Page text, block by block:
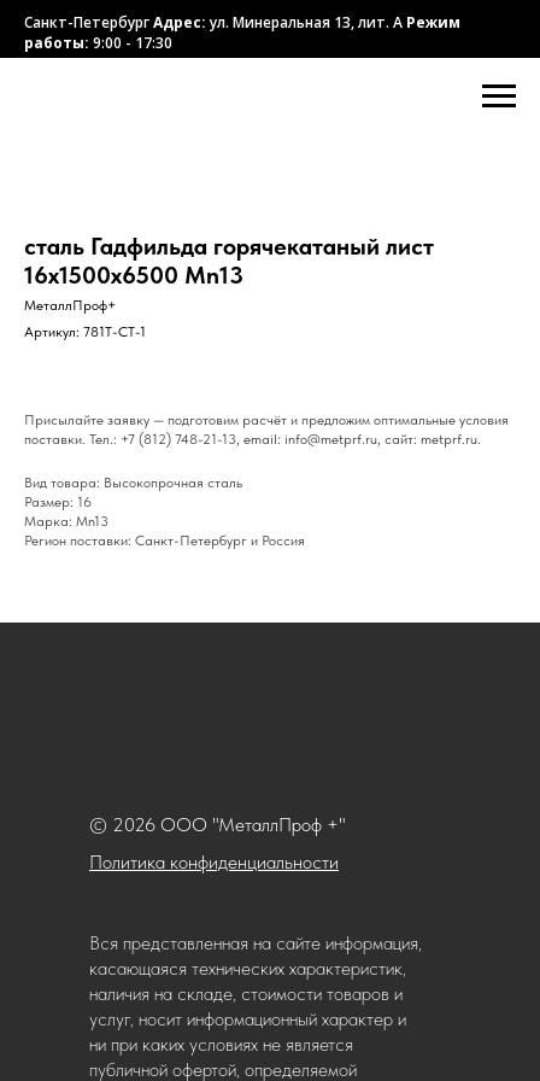
Санкт-ПетербургАдрес:ул. Минеральная 13, лит. А Режим
работы: 9:00 - 17:30
сталь Гадфильда горячекатаный лист
16х1500х6500 Mn13
МеталлПроф+
Артикул: 781T-CT-1
Присылайте заявку — подготовим расчёт и предложим оптимальные условия
поставки. Тел.: +7 (812) 748-21-13, email: info@metprf.ru, сайт: metprf.ru.
Вид товара: Высокопрочная сталь
Размер: 16
Марка: Mn13
Регион поставки: Санкт-Петербург и Россия
Политика конфиденциальности
© 2026 ООО "МеталлПроф +"
Вся представленная на сайте информация,
касающаяся технических характеристик,
наличия на складе, стоимости товаров и
услуг, носит информационный характер и
ни при каких условиях не является
публичной офертой, определяемой